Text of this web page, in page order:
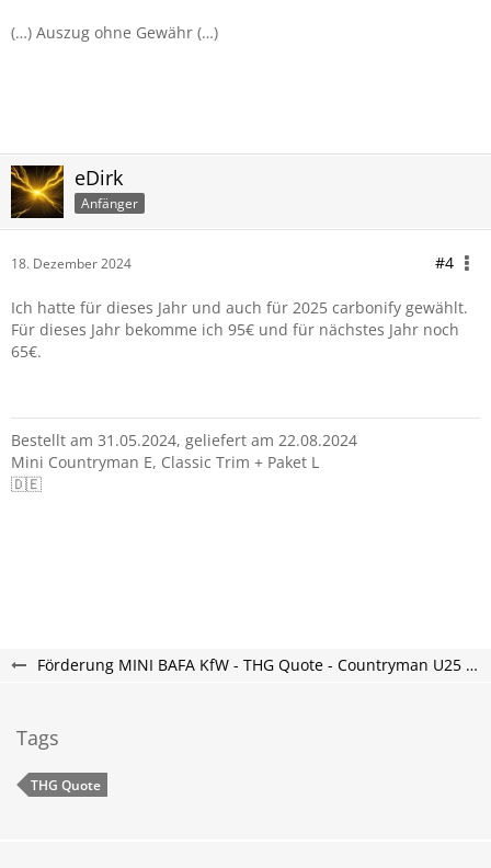
(…) Auszug ohne Gewähr (…)
eDirk
Anfänger
18. Dezember 2024 #4
Ich hatte für dieses Jahr und auch für 2025 carbonify gewählt.
Für dieses Jahr bekomme ich 95€ und für nächstes Jahr noch
65€.
Bestellt am 31.05.2024, geliefert am 22.08.2024
Mini Countryman E, Classic Trim + Paket L
🇩🇪
Förderung MINI BAFA KfW - THG Quote - Countryman U25 Forum
Tags
THG Quote